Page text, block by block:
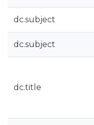
dc.subject
dc.subject
dc.title